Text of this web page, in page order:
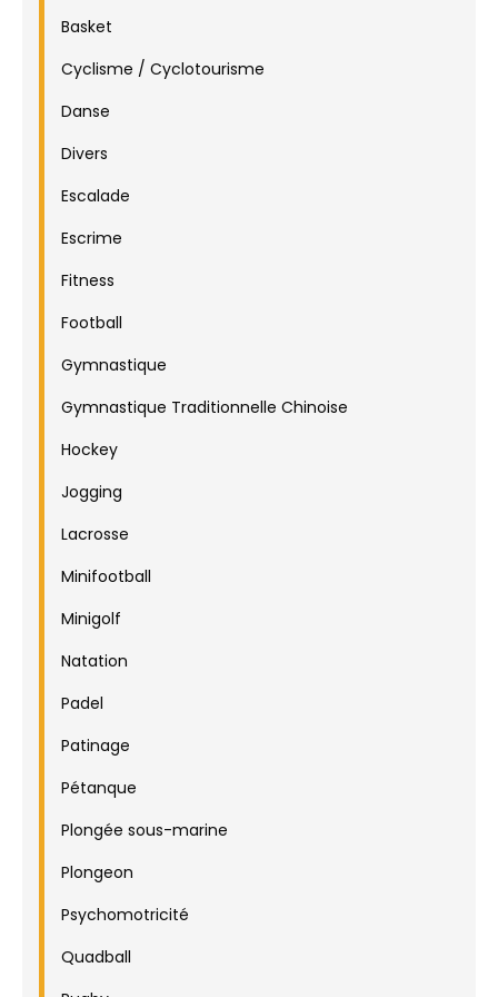
Basket
Cyclisme / Cyclotourisme
Danse
Divers
Escalade
Escrime
Fitness
Football
Gymnastique
Gymnastique Traditionnelle Chinoise
Hockey
Jogging
Lacrosse
Minifootball
Minigolf
Natation
Padel
Patinage
Pétanque
Plongée sous-marine
Plongeon
Psychomotricité
Quadball